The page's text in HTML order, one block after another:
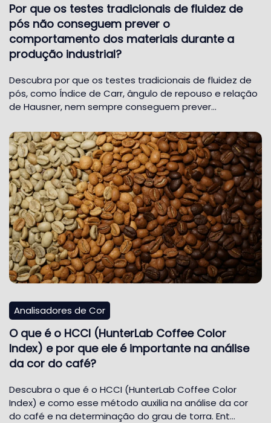
Por que os testes tradicionais de fluidez de
pós não conseguem prever o
comportamento dos materiais durante a
produção industrial?
Descubra por que os testes tradicionais de fluidez de
pós, como Índice de Carr, ângulo de repouso e relação
de Hausner, nem sempre conseguem prever…
Analisadores de Cor
O que é o HCCI (HunterLab Coffee Color
Index) e por que ele é importante na análise
da cor do café?
Descubra o que é o HCCI (HunterLab Coffee Color
Index) e como esse método auxilia na análise da cor
do café e na determinação do grau de torra. Ent…